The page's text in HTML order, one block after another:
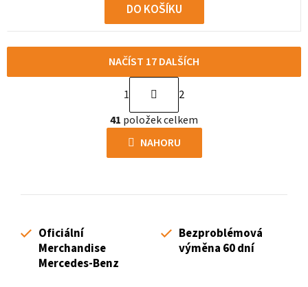
DO KOŠÍKU
O
v
l
á
a
NAČÍST 17 DALŠÍCH
S
t
r
á
n
v
1
2
41 položek celkem
NAHORU
Oficiální
Merchandise
Mercedes-Benz
Bezproblémová
výměna 60 dní